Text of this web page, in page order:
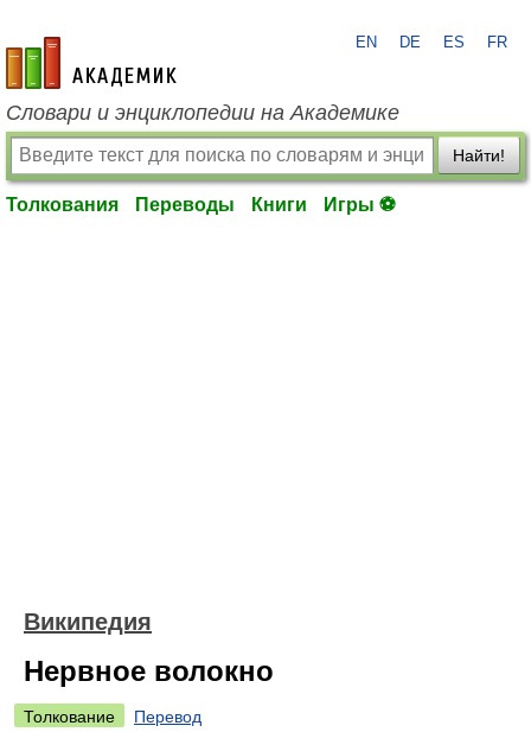
academic.ru
EN DE ES FR
Словари и энциклопедии на Академике
Найти!
Толкования Переводы Книги Игры ⚽
Википедия
Нервное волокно
Толкование
Перевод